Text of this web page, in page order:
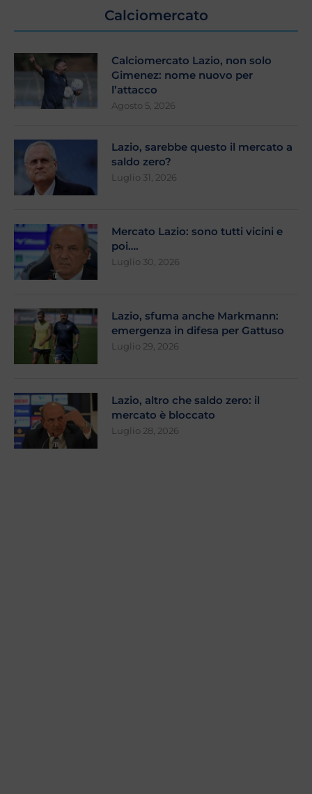
Calciomercato
Calciomercato Lazio, non solo
Gimenez: nome nuovo per
l’attacco
Agosto 5, 2026
Lazio, sarebbe questo il mercato a
saldo zero?
Luglio 31, 2026
Mercato Lazio: sono tutti vicini e
poi….
Luglio 30, 2026
Lazio, sfuma anche Markmann:
emergenza in difesa per Gattuso
Luglio 29, 2026
Lazio, altro che saldo zero: il
mercato è bloccato
Luglio 28, 2026